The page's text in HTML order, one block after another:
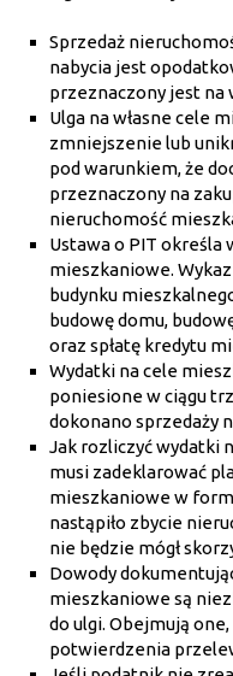
Sprzedaż
nabycia jest
przeznaczony jest na
Ulga na własne cele
zmniejszenie lub
pod warunkiem, że
przeznaczony na
nieruchomość
Ustawa o PIT określa
mieszkaniowe.
budynku
budowę domu,
oraz spłatę kredytu
Wydatki na cele
poniesione w ciągu
dokonano sprzedaży
Jak rozliczyć wydatki
musi zadeklarować
mieszkaniowe w
nastąpiło zbycie
nie będzie mógł
Dowody
mieszkaniowe są
do ulgi. Obejmują
potwierdzenia